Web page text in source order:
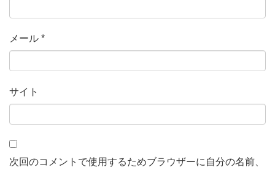
メール *
サイト
次回のコメントで使用するためブラウザーに自分の名前、